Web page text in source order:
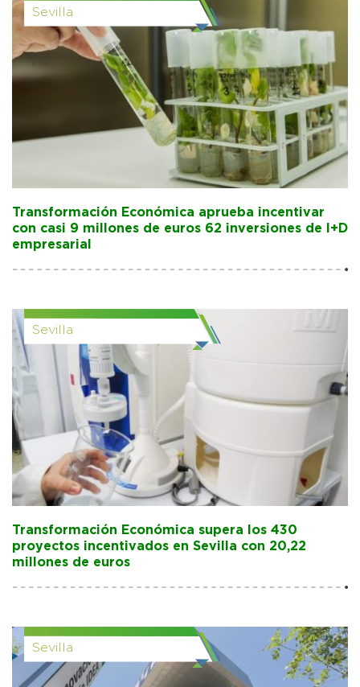
Sevilla
Transformación Económica aprueba incentivar
con casi 9 millones de euros 62 inversiones de I+D
empresarial
Sevilla
Transformación Económica supera los 430
proyectos incentivados en Sevilla con 20,22
millones de euros
Sevilla